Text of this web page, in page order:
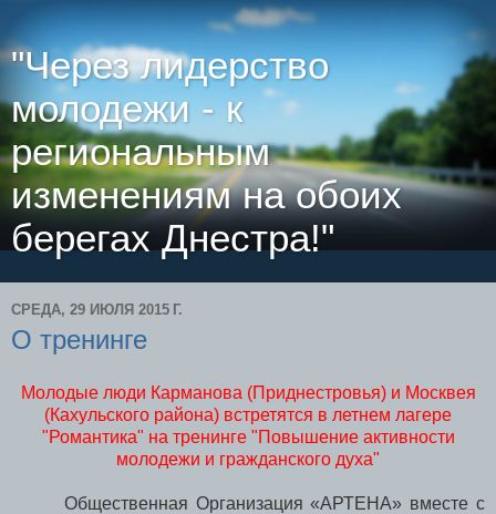
"Через лидерство
молодежи - к
региональным
изменениям на обоих
берегах Днестра!"
СРЕДА, 29 ИЮЛЯ 2015 Г.
O тренинге
Молодые люди Карманова (Приднестровья) и Москвея
(Кахульского района) встретятся в летнем лагере
"Романтика" на тренинге "Повышение активности
молодежи и гражданского духа"
Общественная Организация «АРТЕНА» вместе с